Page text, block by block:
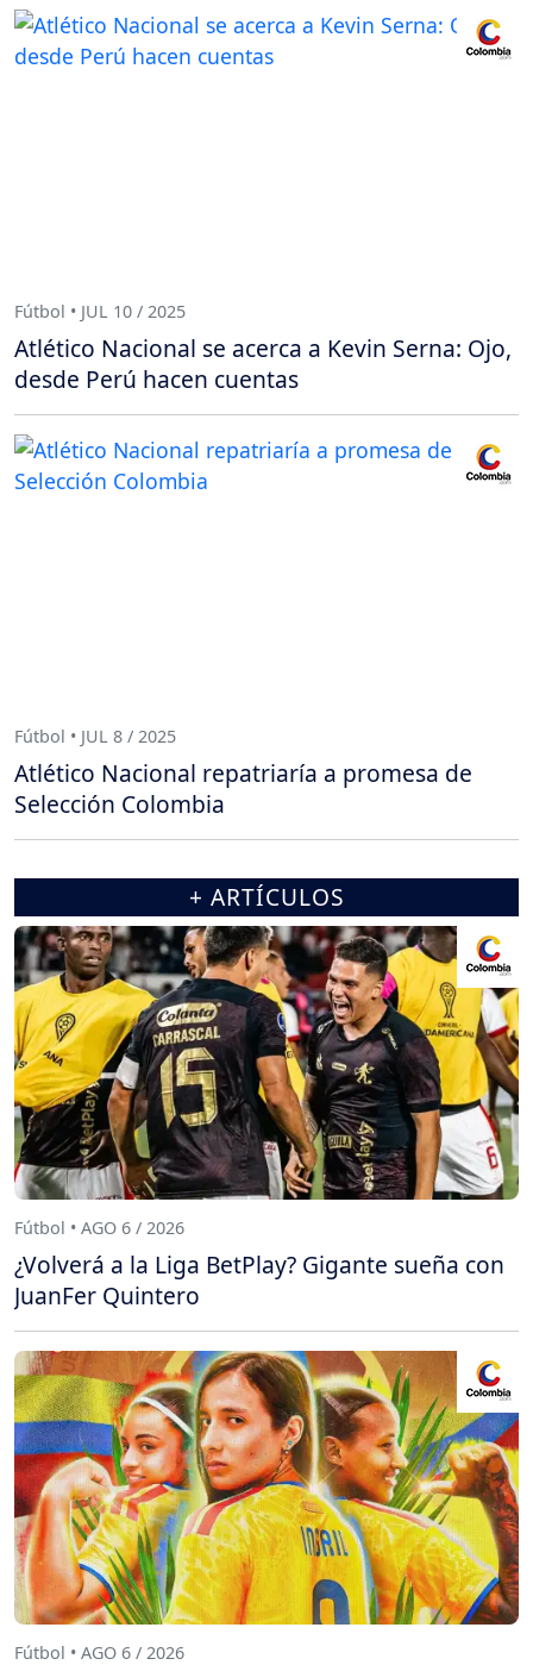
Fútbol • JUL 10 / 2025
Atlético Nacional se acerca a Kevin Serna: Ojo,
desde Perú hacen cuentas
Fútbol • JUL 8 / 2025
Atlético Nacional repatriaría a promesa de
Selección Colombia
+ ARTÍCULOS
Fútbol • AGO 6 / 2026
¿Volverá a la Liga BetPlay? Gigante sueña con
JuanFer Quintero
Fútbol • AGO 6 / 2026